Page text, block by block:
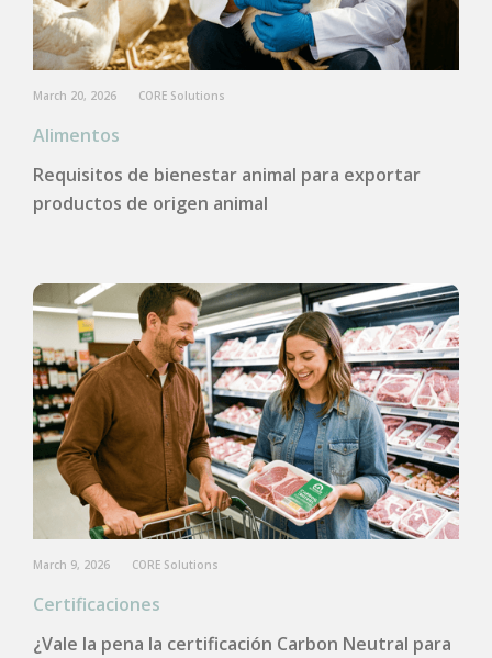
March 20, 2026 CORE Solutions
Alimentos
Requisitos de bienestar animal para exportar
productos de origen animal
March 9, 2026 CORE Solutions
Certificaciones
¿Vale la pena la certificación Carbon Neutral para